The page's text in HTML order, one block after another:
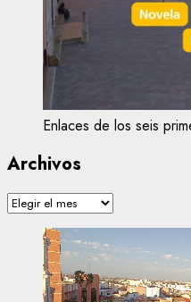
Enlaces de los seis
Archivos
Archivos